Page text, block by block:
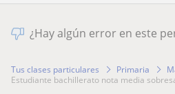
¿Hay algún error en este
Tus clases particulares Primaria
estudiante bachillerato nota media